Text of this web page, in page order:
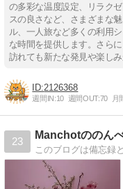
の多彩な温度設定、リラク
スの良さなど、さまざまな
ル、一人旅など多くの利用
な時間を提供します。さら
訪れても新たな発見や楽しみ
2126368
週間IN:10 週間OUT:70 月
23
Manchotののん